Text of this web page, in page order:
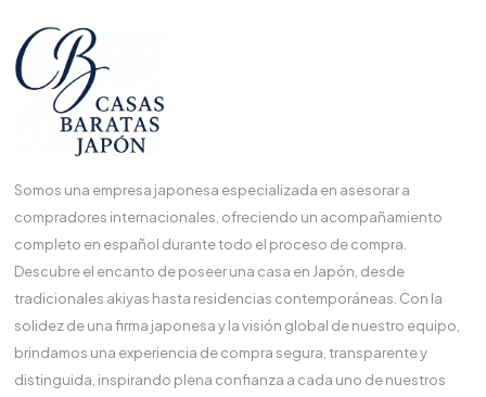
Somos una empresa japonesa especializada en asesorar a
compradores internacionales, ofreciendo un acompañamiento
completo en español durante todo el proceso de compra.
Descubre el encanto de poseer una casa en Japón, desde
tradicionales akiyas hasta residencias contemporáneas. Con la
solidez de una firma japonesa y la visión global de nuestro equipo,
brindamos una experiencia de compra segura, transparente y
distinguida, inspirando plena confianza a cada uno de nuestros